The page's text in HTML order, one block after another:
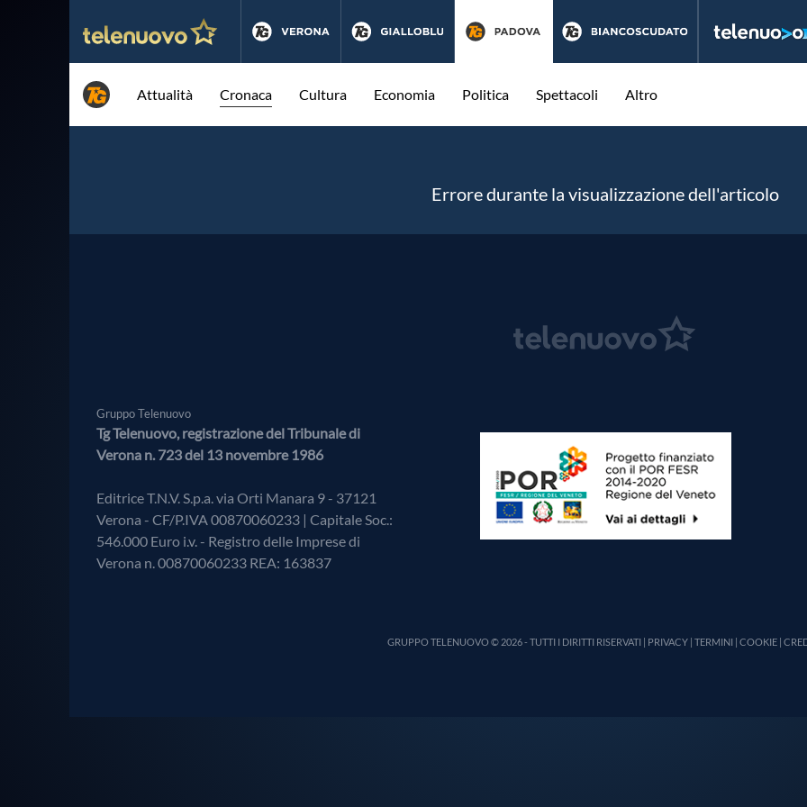
Attualità Cronaca Cultura Economia Politica Spettacoli Altro
Errore durante la visualizzazione dell'articolo
Gruppo Telenuovo
Tg Telenuovo, registrazione del Tribunale di
Verona n. 723 del 13 novembre 1986
Editrice T.N.V. S.p.a. via Orti Manara 9 - 37121
Verona - CF/P.IVA 00870060233 | Capitale Soc.:
546.000 Euro i.v. - Registro delle Imprese di
Verona n. 00870060233 REA: 163837
GRUPPO TELENUOVO © 2026 - TUTTI I DIRITTI RISERVATI | PRIVACY | TERMINI | COOKIE |